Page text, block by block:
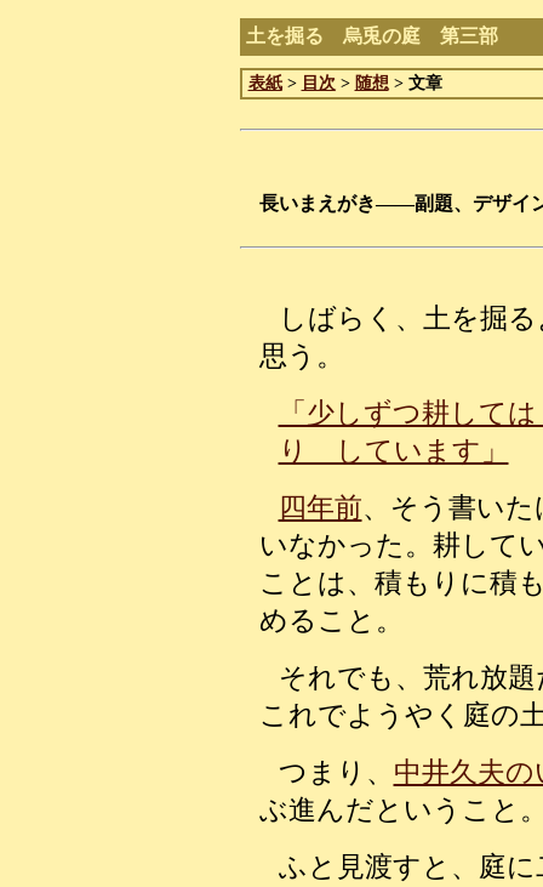
土を掘る 烏兎の庭 第三部
表紙> 目次 > 随想> 文章
長いまえがき——副題、デザイ
しばらく、土を掘
思う。
「少しずつ耕し
り しています」
四年前、そう書い
いなかった。耕して
ことは、積もりに積
めること。
それでも、荒れ放
これでようやく庭の
つまり、 中井久夫
ぶ進んだということ
ふと見渡すと、庭